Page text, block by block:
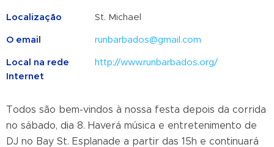
Localização St. Michael
O email runbarbados@gmail.com
Local na rede
Internet
http://www.runbarbados.org/
Todos são bem-vindos à nossa festa depois da corrida
no sábado, dia 8. Haverá música e entretenimento de
DJ no Bay St. Esplanade a partir das 15h e continuará